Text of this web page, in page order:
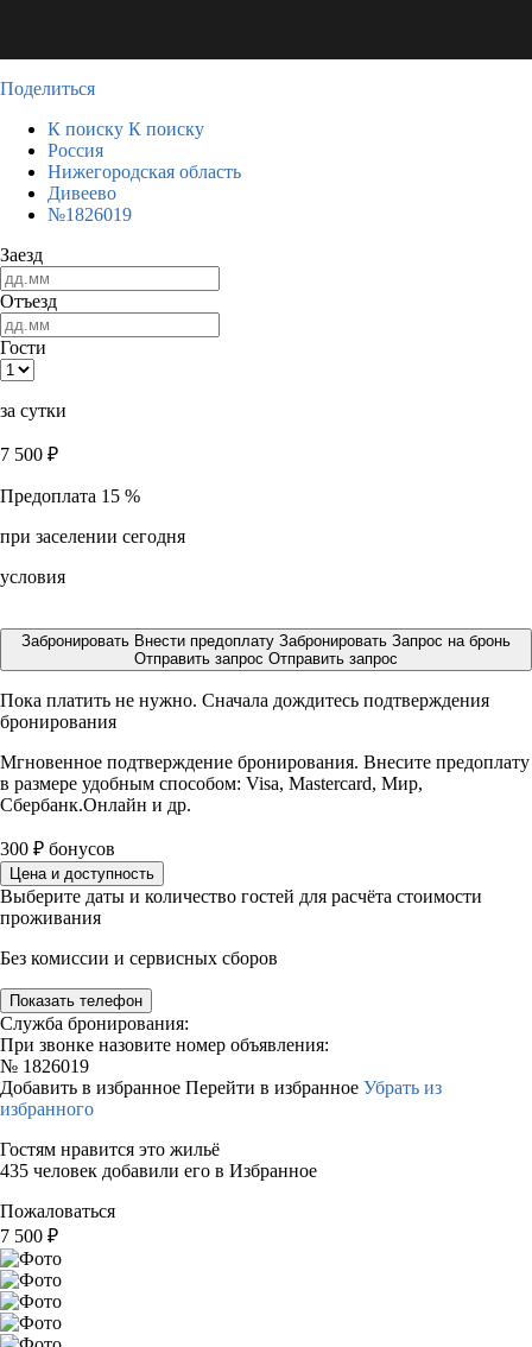
Поделиться
К поиску К поиску
Россия
Нижегородская область
Дивеево
№1826019
Заезд
Отъезд
Гости
за сутки
7 500 ₽
Предоплата 15 %
при заселении сегодня
условия
Забронировать Внести предоплату Забронировать Запрос на бронь
Отправить запрос Отправить запрос
Пока платить не нужно. Сначала дождитесь подтверждения
бронирования
Мгновенное подтверждение бронирования. Внесите предоплату
в размере удобным способом: Visa, Mastercard, Мир,
Сбербанк.Онлайн и др.
300 ₽ бонусов
Цена и доступность
Выберите даты и количество гостей для расчёта стоимости
проживания
Без комиссии и сервисных сборов
Показать телефон
Служба бронирования:
При звонке назовите номер объявления:
№ 1826019
Добавить в избранное Перейти в избранное Убрать из
избранного
Гостям нравится это жильё
435 человек добавили его в Избранное
Пожаловаться
7 500 ₽